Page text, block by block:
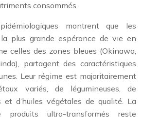
consommés.
montrent que les
plus grande espérance de vie en
celles des zones bleues (Okinawa,
partagent des caractéristiques
Leur régime est majoritairement
variés, de légumineuses, de
et d’huiles végétales de qualité. La
produits ultra-transformés reste